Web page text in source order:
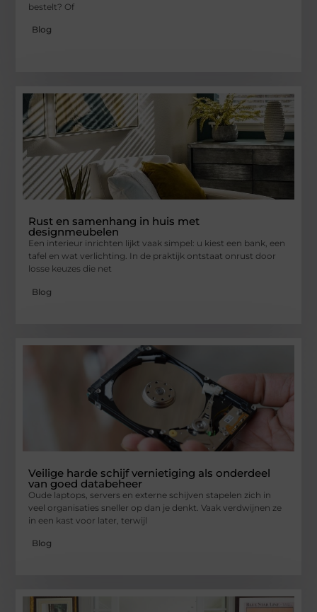
bestelt? Of
Blog
Rust en samenhang in huis met
designmeubelen
Een interieur inrichten lijkt vaak simpel: u kiest een bank, een
tafel en wat verlichting. In de praktijk ontstaat onrust door
losse keuzes die net
Blog
Veilige harde schijf vernietiging als onderdeel
van goed databeheer
Oude laptops, servers en externe schijven stapelen zich in
veel organisaties sneller op dan je denkt. Vaak verdwijnen ze
in een kast voor later, terwijl
Blog